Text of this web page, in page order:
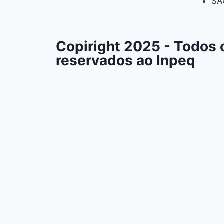
Copiright 2025 - Todos
reservados ao Inpeq